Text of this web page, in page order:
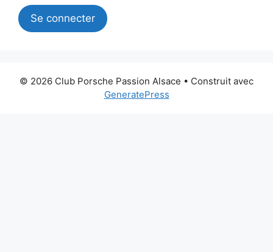
Se connecter
© 2026 Club Porsche Passion Alsace • Construit avec
GeneratePress